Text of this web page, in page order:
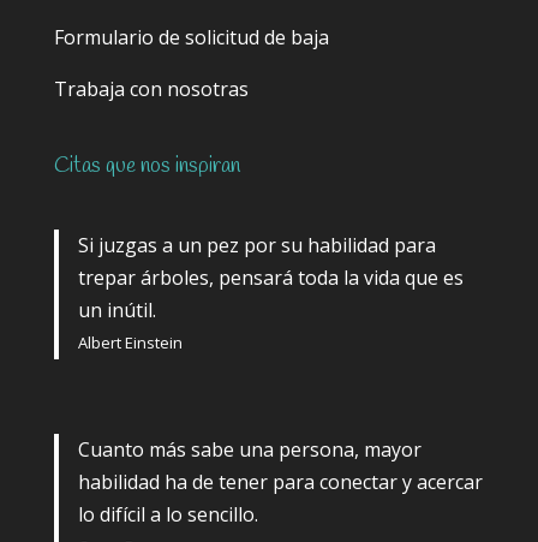
Formulario de solicitud de baja
Trabaja con nosotras
Citas que nos inspiran
Si juzgas a un pez por su habilidad para
trepar árboles, pensará toda la vida que es
un inútil.
Albert Einstein
Cuanto más sabe una persona, mayor
habilidad ha de tener para conectar y acercar
lo difícil a lo sencillo.